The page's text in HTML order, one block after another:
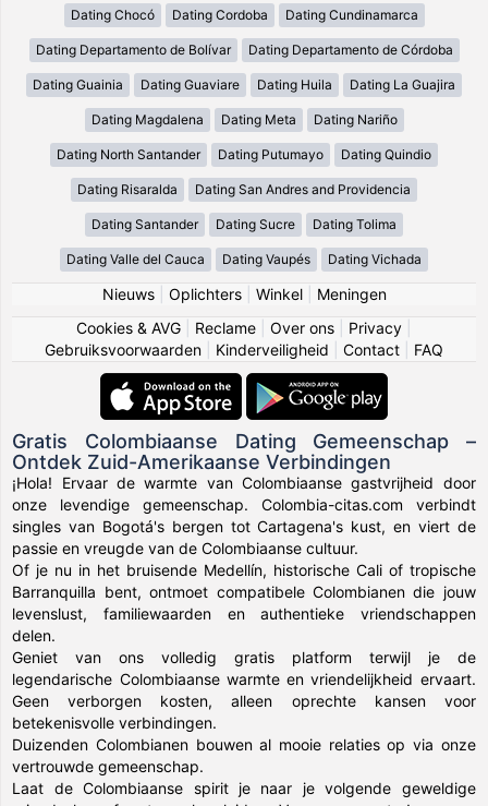
Dating Chocó Dating Cordoba Dating Cundinamarca
Dating Departamento de Bolívar Dating Departamento de Córdoba
Dating Guainia Dating Guaviare Dating Huila Dating La Guajira
Dating Magdalena Dating Meta Dating Nariño
Dating North Santander Dating Putumayo Dating Quindio
Dating Risaralda Dating San Andres and Providencia
Dating Santander Dating Sucre Dating Tolima
Dating Valle del Cauca Dating Vaupés Dating Vichada
Nieuws| Oplichters| Winkel| Meningen
Cookies & AVG
Reclame Over ons Privacy
Gebruiksvoorwaarden
Kinderveiligheid Contact FAQ
Gratis Colombiaanse Dating Gemeenschap –
Ontdek Zuid-Amerikaanse Verbindingen
¡Hola! Ervaar de warmte van Colombiaanse gastvrijheid door
onze levendige gemeenschap. Colombia-citas.com verbindt
singles van Bogotá's bergen tot Cartagena's kust, en viert de
passie en vreugde van de Colombiaanse cultuur.
Of je nu in het bruisende Medellín, historische Cali of tropische
Barranquilla bent, ontmoet compatibele Colombianen die jouw
levenslust, familiewaarden en authentieke vriendschappen
delen.
Geniet van ons volledig gratis platform terwijl je de
legendarische Colombiaanse warmte en vriendelijkheid ervaart.
Geen verborgen kosten, alleen oprechte kansen voor
betekenisvolle verbindingen.
Duizenden Colombianen bouwen al mooie relaties op via onze
vertrouwde gemeenschap.
Laat de Colombiaanse spirit je naar je volgende geweldige